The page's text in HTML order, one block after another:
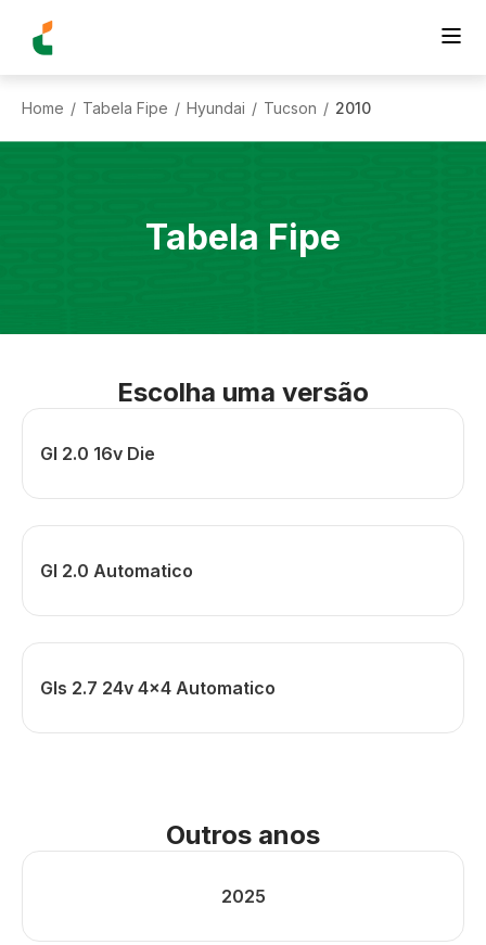
Home / Tabela Fipe / Hyundai / Tucson / 2010
Tabela Fipe
Escolha uma versão
Gl 2.0 16v Die
Gl 2.0 Automatico
Gls 2.7 24v 4x4 Automatico
Outros anos
2025